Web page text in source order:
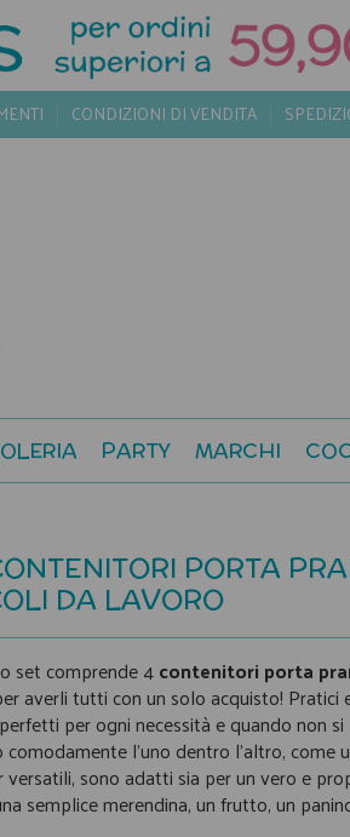
CONDIZIONI DI VENDITA
PARTY MARCHI
PORTA
DA LAVORO
set comprende 4contenitori porta
averli tutti con un solo acquisto! Pratici
per ogni necessità e quando non si
comodamente l'uno dentro l'altro, come
versatili, sono adatti sia per un vero e
semplice merendina, un frutto, un